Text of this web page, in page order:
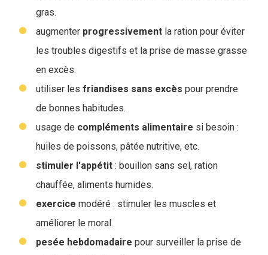
gras.
augmenter progressivement la ration pour éviter
les troubles digestifs et la prise de masse grasse
en excès.
utiliser les friandises sans excès pour prendre
de bonnes habitudes.
usage de compléments alimentaire si besoin :
huiles de poissons, pâtée nutritive, etc.
stimuler l'appétit : bouillon sans sel, ration
chauffée, aliments humides.
exercice modéré : stimuler les muscles et
améliorer le moral.
pesée hebdomadaire pour surveiller la prise de